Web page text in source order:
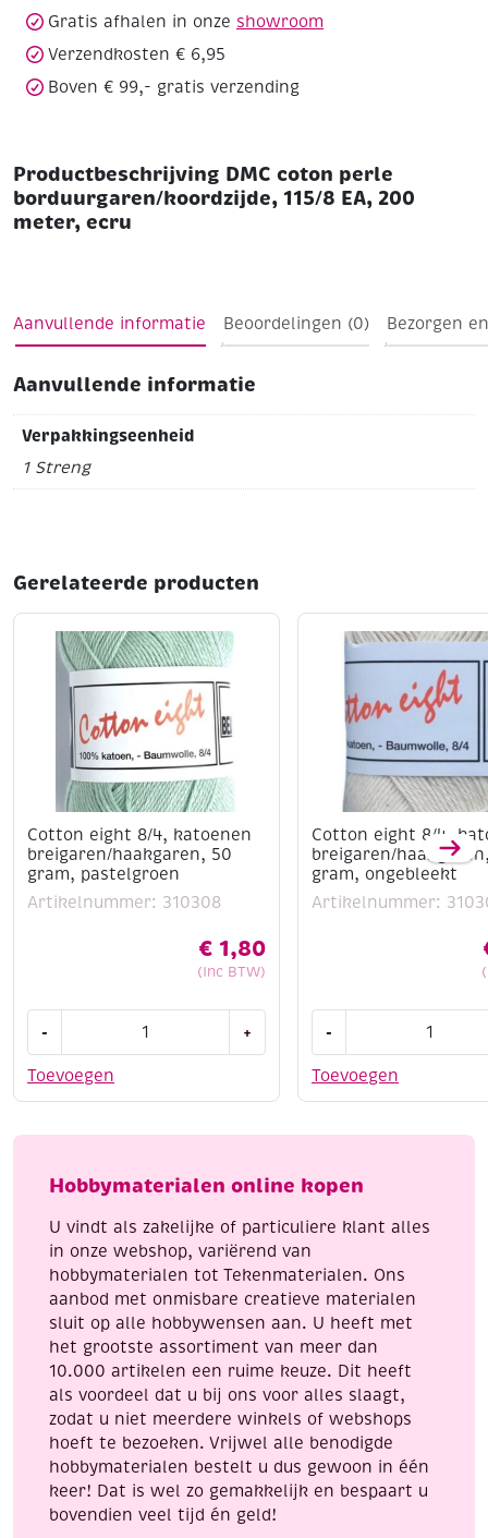
aantal
Gratis afhalen in onze showroom
Verzendkosten € 6,95
Boven € 99,- gratis verzending
Productbeschrijving DMC coton perle
borduurgaren/koordzijde, 115/8 EA, 200
meter, ecru
Aanvullende informatie Beoordelingen (0) Bezorgen
Aanvullende informatie
Verpakkingseenheid
1 Streng
Gerelateerde producten
Cotton eight 8/4, katoenen
breigaren/haakgaren, 50
gram, pastelgroen
Artikelnummer: 310308
€ 1,80
(Inc BTW)
Toevoegen
-
8/4,
50
pastelgroen
+
Cotton eight 8/4,
breigaren/
gram, ongebleekt
Artikelnummer:
Toevoegen
-
8/4,
50
ongebleekt
Hobbymaterialen online kopen
U vindt als zakelijke of particuliere klant alles
in onze webshop, variërend van
hobbymaterialen tot Tekenmaterialen. Ons
aanbod met onmisbare creatieve materialen
sluit op alle hobbywensen aan. U heeft met
het grootste assortiment van meer dan
10.000 artikelen een ruime keuze. Dit heeft
als voordeel dat u bij ons voor alles slaagt,
zodat u niet meerdere winkels of webshops
hoeft te bezoeken. Vrijwel alle benodigde
hobbymaterialen bestelt u dus gewoon in één
keer! Dat is wel zo gemakkelijk en bespaart u
bovendien veel tijd én geld!